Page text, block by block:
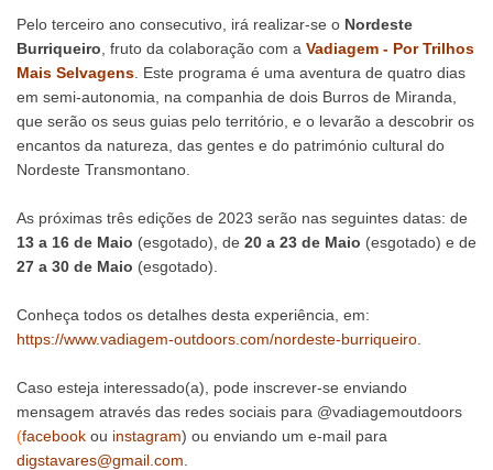
Pelo terceiro ano consecutivo, irá realizar-se o Nordeste
Burriqueiro , fruto da colaboração com a Vadiagem - Por Trilhos
Mais Selvagens . Este programa é uma aventura de quatro dias
em semi-autonomia, na companhia de dois Burros de Miranda,
que serão os seus guias pelo território, e o levarão a descobrir os
encantos da natureza, das gentes e do património cultural do
Nordeste Transmontano.
As próximas três edições de 2023 serão nas seguintes datas: de
13 a 16 de Maio (esgotado), de 20 a 23 de Maio (esgotado) e de
27 a 30 de Maio (esgotado).
Conheça todos os detalhes desta experiência, em:
https://www.vadiagem-outdoors.com/nordeste-burriqueiro
Caso esteja interessado(a), pode inscrever-se enviando
mensagem através das redes sociais para @vadiagemoutdoors
(facebook ou instagram) ou enviando um e-mail para
digstavares@gmail.com